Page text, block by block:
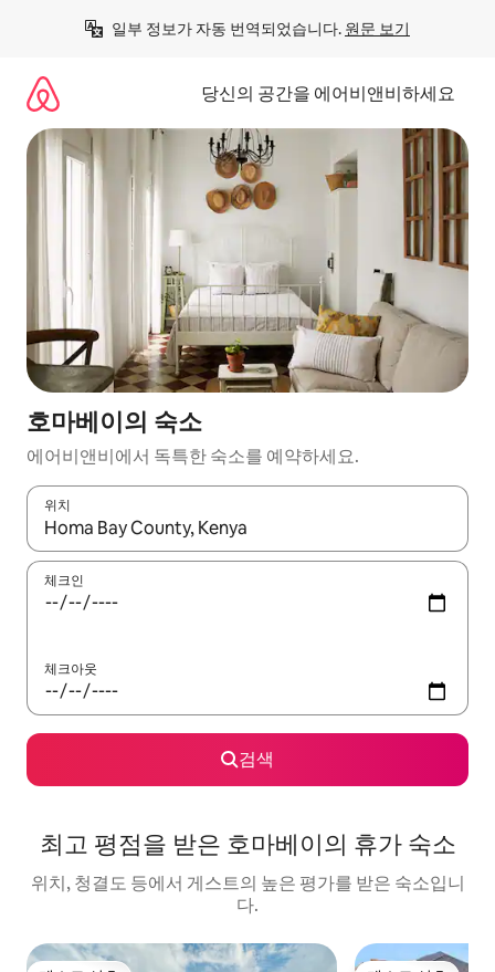
일부 정보가 자동 번역되었습니다. 원문 보기
당신의 공간을 에어비앤비하세요
호마베이의 숙소
에어비앤비에서 독특한 숙소를 예약하세요.
위치
결과가 나오면 위·아래 화살표 키를 사용하거나 터치 또는 스와이
체크인
체크아웃
검색
최고 평점을 받은 호마베이의 휴가 숙소
위치, 청결도 등에서 게스트의 높은 평가를 받은 숙소입니
다.